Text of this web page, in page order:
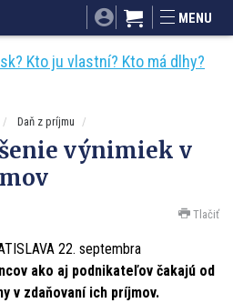
Mnamky-recepty.sk
MENU
Kto ju vlastní? Kto má dlhy?
Daň z príjmu
výnimiek v
Tlačiť
22. septembra
ako aj podnikateľov čakajú od
v zdaňovaní ich príjmov.